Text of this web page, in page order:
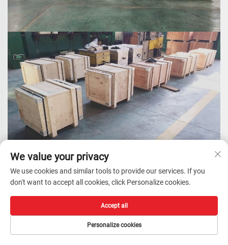
We value your privacy
We use cookies and similar tools to provide our services. If you
don't want to accept all cookies, click Personalize cookies.
Personalize cookies
Accept all